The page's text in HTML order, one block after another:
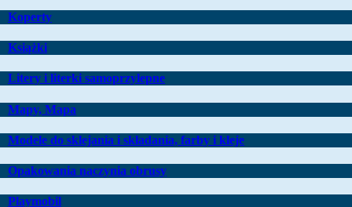
Koperty
Książki
Litery i literki samoprzylepne
Mapy, Mapa
Modele do sklejania i składania, farby i kleje
Opakowania naczynia obrusy
Playmobil